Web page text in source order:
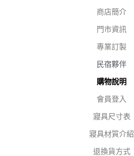
商店簡介
門市資訊
專業訂製
民宿夥伴
購物說明
會員登入
寢具尺寸表
寢具材質介紹
退換貨方式